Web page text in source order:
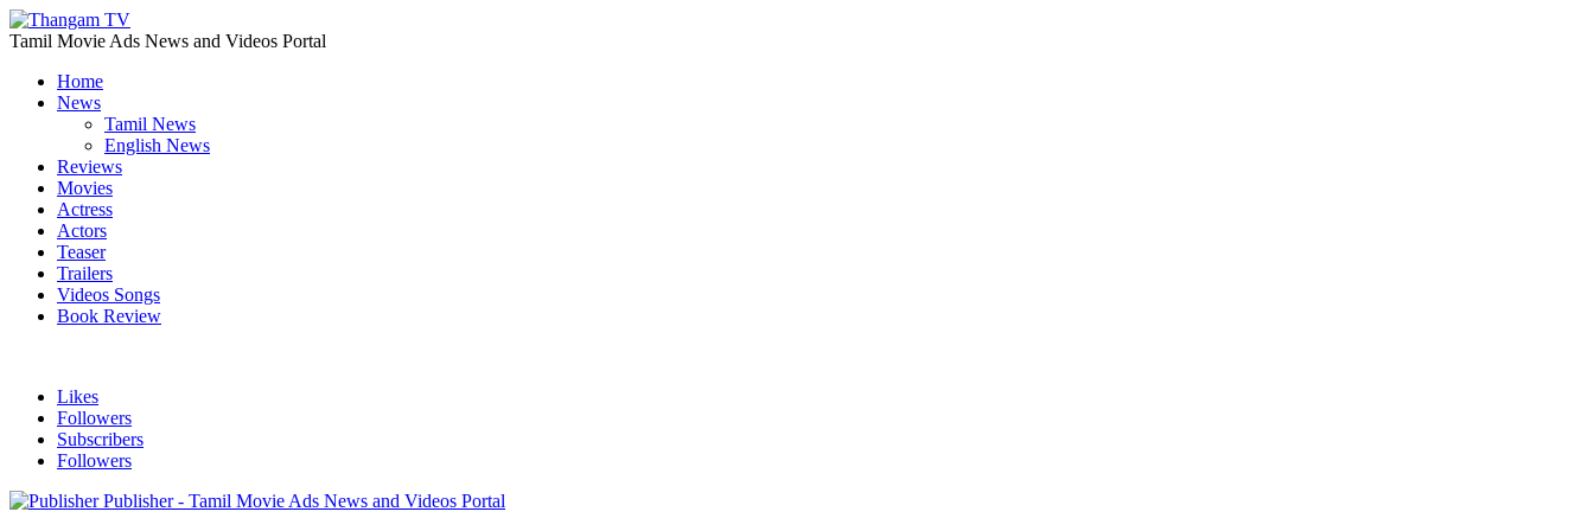
Tamil Movie Ads News and Videos Portal
Home
News
Tamil News
English News
Reviews
Movies
Actress
Actors
Teaser
Trailers
Videos Songs
Book Review
Likes
Followers
Subscribers
Followers
Publisher - Tamil Movie Ads News and Videos Portal